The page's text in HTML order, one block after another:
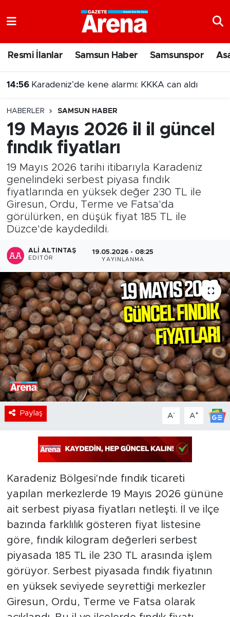
Resmi İlanlar Samsun Haber Samsunspor
14:56 Karadeniz’de kene alarmı: KKKA can aldı
14:47 Samsun'da 17 ilçede sinema geceleri!
HABERLER SAMSUN HABER
19 Mayıs 2026 il il güncel
fındık fiyatları
19 Mayıs 2026 tarihi itibarıyla Karadeniz
genelindeki serbest piyasa fındık
fiyatlarında en yüksek değer 230 TL ile
Giresun, Ordu, Terme ve Fatsa'da
görülürken, en düşük fiyat 185 TL ile
Düzce'de kaydedildi.
ALI ALTINTAŞ
EDITÖR
19.05.2026 - 08:25
YAYINLANMA
Paylaş A- A+
Karadeniz Bölgesi'nde fındık ticareti
yapılan merkezlerde 19 Mayıs 2026 gününe
ait serbest piyasa fiyatları netleşti. İl ve ilçe
bazında farklılık gösteren fiyat listesine
göre, fındık kilogram değerleri serbest
piyasada 185 TL ile 230 TL arasında işlem
görüyor. Serbest piyasada fındık fiyatının
en yüksek seviyede seyrettiği merkezler
Giresun, Ordu, Terme ve Fatsa olarak
Süper Lig Puan Durumu ve Fikstür
Tüm Manşetler
Son Dakika Haberleri
Haber Arşivi